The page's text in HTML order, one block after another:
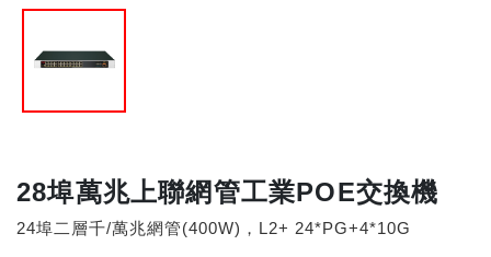
28埠萬兆上聯網管工業POE交換機
24埠二層千/萬兆網管(400W)，L2+ 24*PG+4*10G